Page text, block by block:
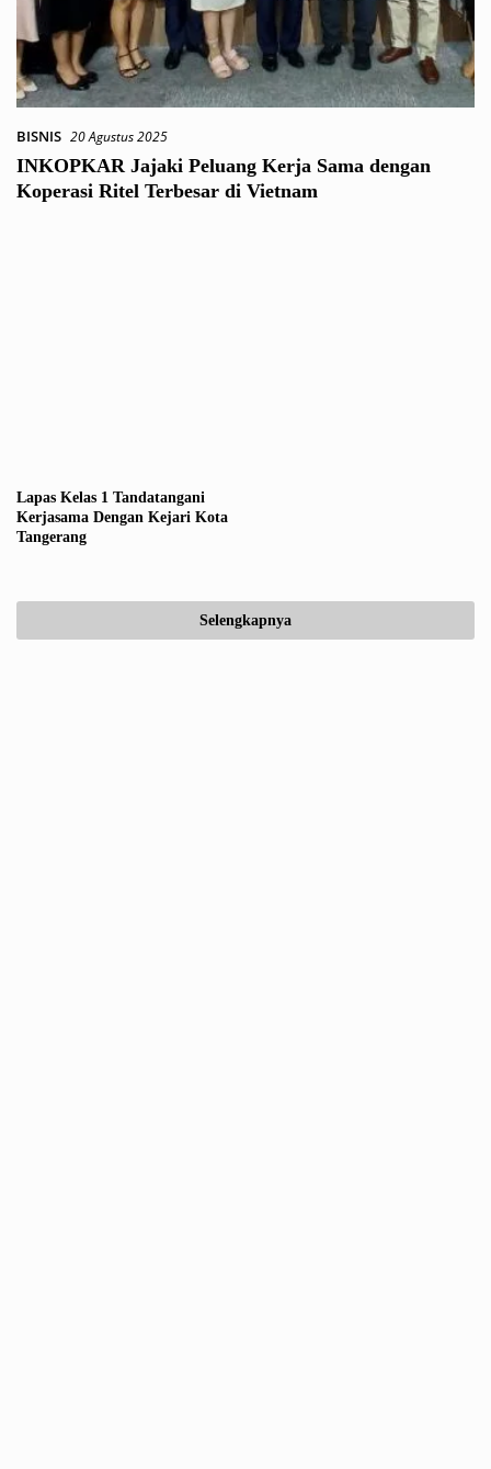
BISNIS 20 Agustus 2025
INKOPKAR Jajaki Peluang Kerja Sama dengan
Koperasi Ritel Terbesar di Vietnam
Lapas Kelas 1 Tandatangani
Kerjasama Dengan Kejari Kota
Tangerang
Selengkapnya